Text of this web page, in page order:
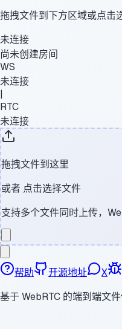
拖拽文件到下方区域或点击
未连接
尚未创建房间
WS
未连接
|
RTC
未连接
拖拽文件到这里
或者 点击选择文件
支持多个文件同时上传，
帮助 开源地址 X
基于 WebRTC 的端到端文